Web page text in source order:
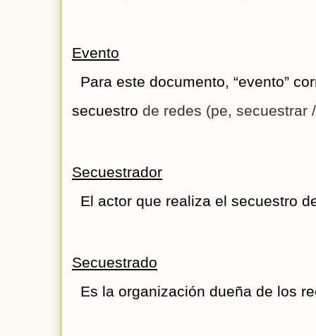
Evento
Para este documento, “evento”
secuestro de redes (pe, secuestrar
Secuestrador
El actor que realiza el secuestro
Secuestrado
Es la organización dueña de los